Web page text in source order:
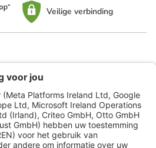
Veilige verbinding